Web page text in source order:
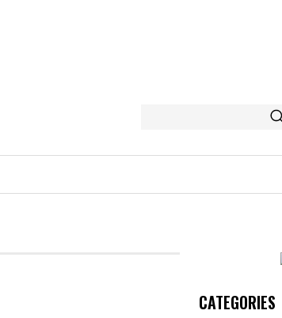
CATEGORIES